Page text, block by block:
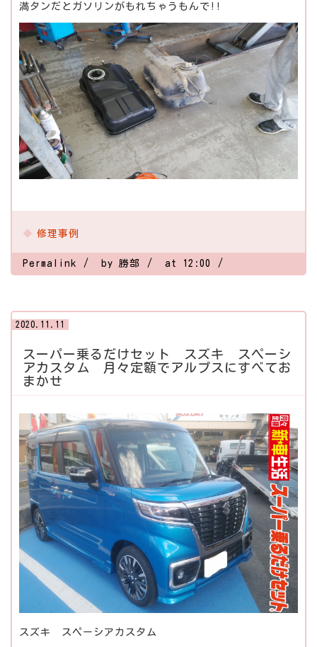
満タンだとガソリンがもれちゃうもんで!!
修理事例
Permalink by 勝部 at 12:00
2020.11.11
スーパー乗るだけセット スズキ スペーシ
アカスタム 月々定額でアルプスにすべてお
まかせ
スズキ スペーシアカスタム